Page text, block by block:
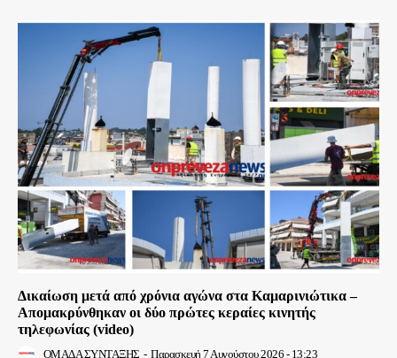
Δικαίωση μετά από χρόνια αγώνα στα Καμαρινιώτικα –
Απομακρύνθηκαν οι δύο πρώτες κεραίες κινητής
τηλεφωνίας (video)
ΟΜΑΔΑ ΣΥΝΤΑΞΗΣ - Παρασκευή 7 Αυγούστου 2026 - 13:23